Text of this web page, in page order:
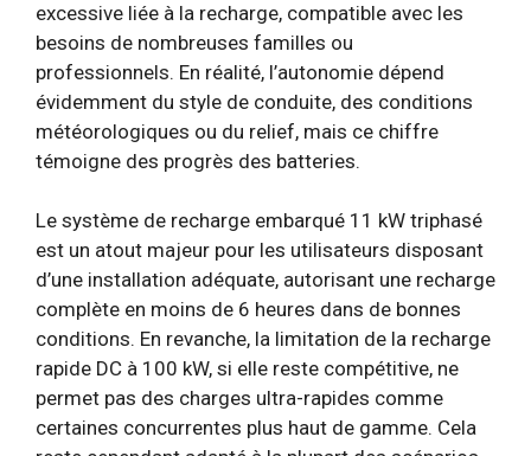
excessive liée à la recharge, compatible avec les
besoins de nombreuses familles ou
professionnels. En réalité, l’autonomie dépend
évidemment du style de conduite, des conditions
météorologiques ou du relief, mais ce chiffre
témoigne des progrès des batteries.
Le système de recharge embarqué 11 kW triphasé
est un atout majeur pour les utilisateurs disposant
d’une installation adéquate, autorisant une recharge
complète en moins de 6 heures dans de bonnes
conditions. En revanche, la limitation de la recharge
rapide DC à 100 kW, si elle reste compétitive, ne
permet pas des charges ultra-rapides comme
certaines concurrentes plus haut de gamme. Cela